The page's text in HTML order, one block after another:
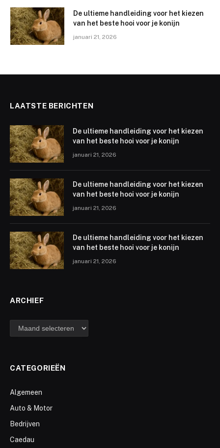
De ultieme handleiding voor het kiezen
van het beste hooi voor je konijn
januari 21, 2026
LAATSTE BERICHTEN
De ultieme handleiding voor het kiezen
van het beste hooi voor je konijn
januari 21, 2026
De ultieme handleiding voor het kiezen
van het beste hooi voor je konijn
januari 21, 2026
De ultieme handleiding voor het kiezen
van het beste hooi voor je konijn
januari 21, 2026
ARCHIEF
archief
CATEGORIEËN
Algemeen
Auto & Motor
Bedrijven
Caedau